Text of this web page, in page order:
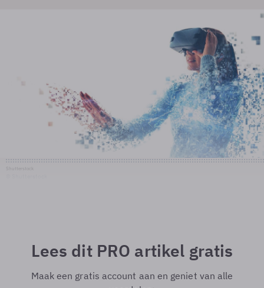
Lees dit PRO artikel gratis
Maak een gratis account aan en geniet van alle